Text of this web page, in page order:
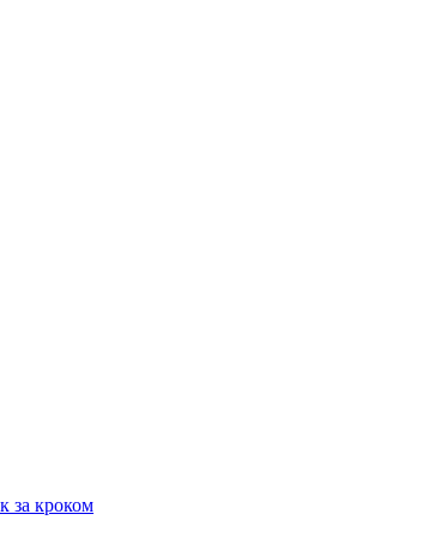
за кроком